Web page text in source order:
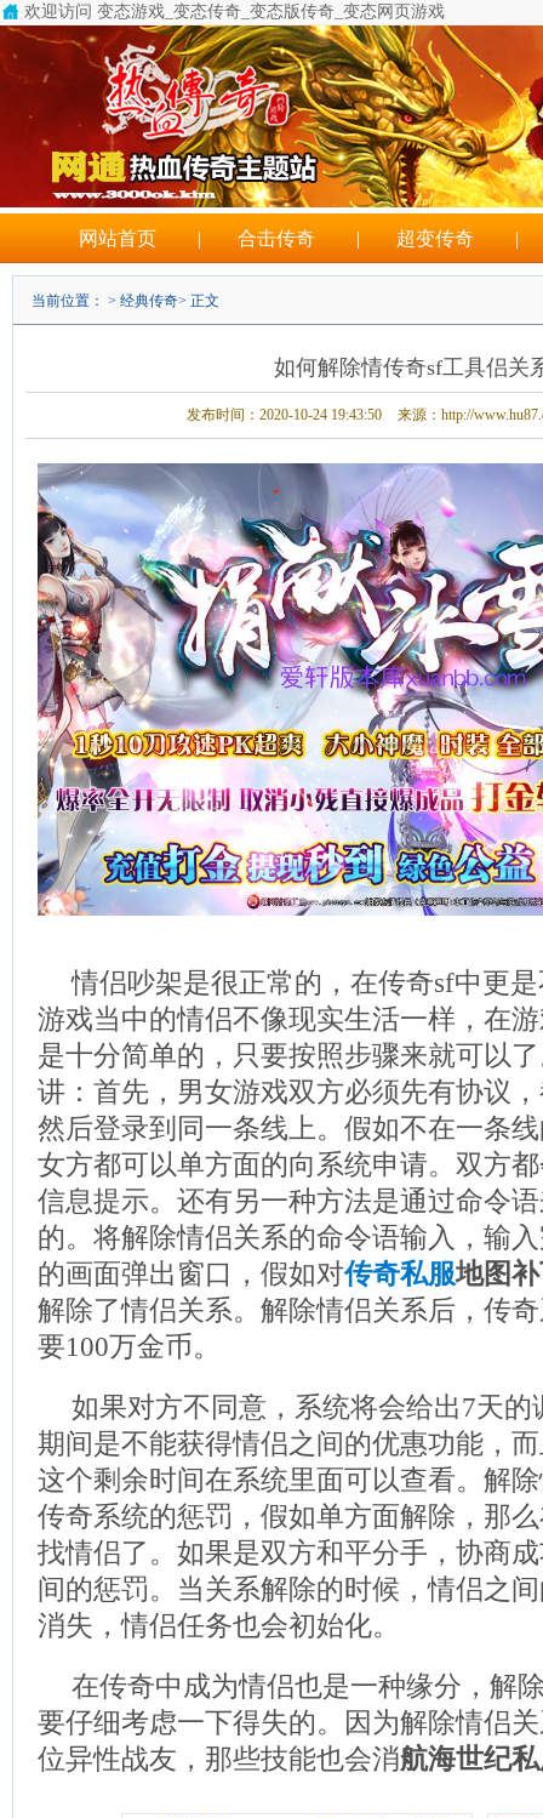
欢迎访问 变态游戏_变态传奇_变态版传奇_变态网页游戏
男主极变态超
网站首页 | 合击传奇 | 超变传奇 |
当前位置： > 经典传奇> 正文
如何解除情传奇sf工具侣关
发布时间：2020-10-24 19:43:50 来源：http://
情侣吵架是很正常的，在传奇sf中更
游戏当中的情侣不像现实生活一样，在
是十分简单的，只要按照步骤来就可以
讲：首先，男女游戏双方必须先有协议
然后登录到同一条线上。假如不在一条
女方都可以单方面的向系统申请。双方
信息提示。还有另一种方法是通过命令
的。将解除情侣关系的命令语输入，输
的画面弹出窗口，假如对传奇私服地图
解除了情侣关系。解除情侣关系后，传
要100万金币。
如果对方不同意，系统将会给出7天
期间是不能获得情侣之间的优惠功能，
这个剩余时间在系统里面可以查看。解
传奇系统的惩罚，假如单方面解除，那
找情侣了。如果是双方和平分手，协商
间的惩罚。当关系解除的时候，情侣之
消失，情侣任务也会初始化。
在传奇中成为情侣也是一种缘分，解
要仔细考虑一下得失的。因为解除情侣
位异性战友，那些技能也会消航海世纪